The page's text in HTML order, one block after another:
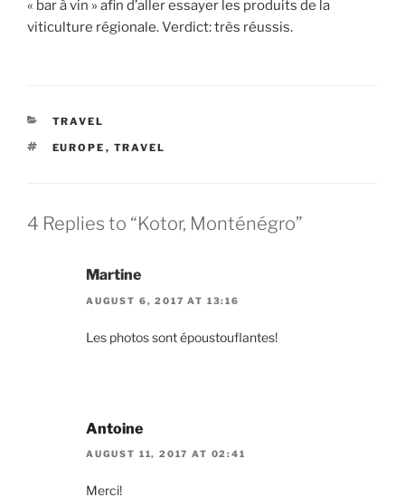
« bar à vin » afin d’aller essayer les produits de la
viticulture régionale. Verdict: très réussis.
CATEGORIES
TRAVEL
TAGS
EUROPE , TRAVEL
4 Replies to “Kotor, Monténégro”
Martine
AUGUST 6, 2017 AT 13:16
Les photos sont époustouflantes!
Antoine
AUGUST 11, 2017 AT 02:41
Merci!